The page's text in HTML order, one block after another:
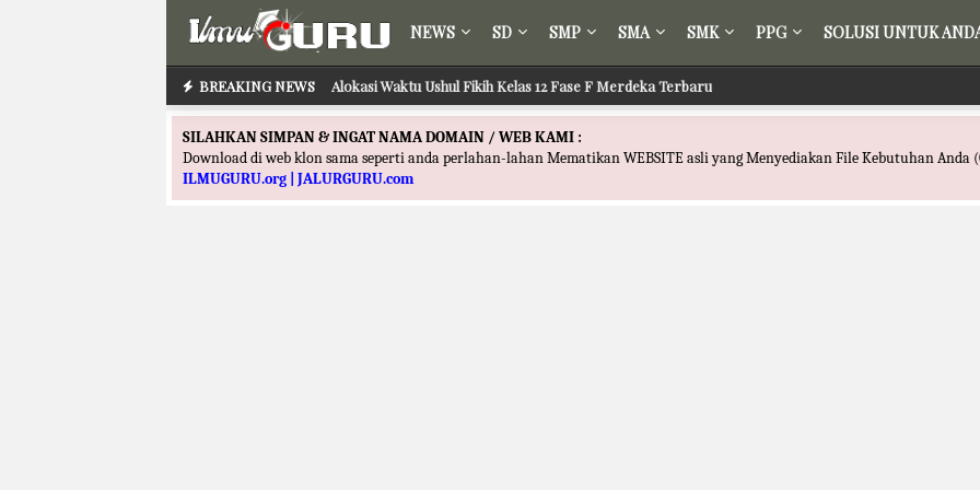
NEWS SD SMP SMA SMK PPG SOLUSI UNTUK
BREAKING NEWS Alokasi Waktu Ushul Fikih Kelas 12 Fase F Merdeka Terbaru
SILAHKAN SIMPAN & INGAT NAMA DOMAIN / WEB KAMI :
Download di web klon sama seperti anda perlahan-lahan Mematikan WEBSITE asli yang Menyediakan File Kebutuhan Anda
ILMUGURU.org | JALURGURU.com